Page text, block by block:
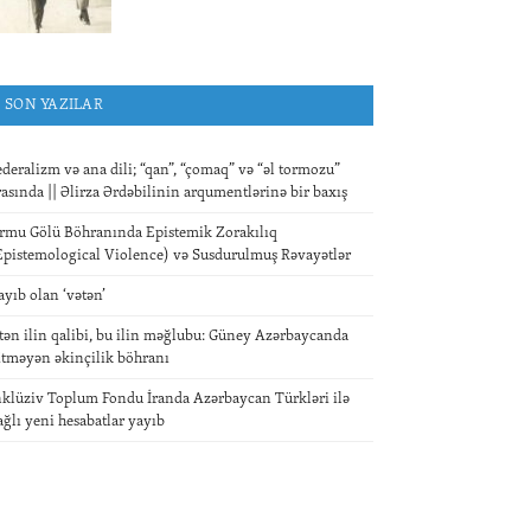
SON YAZILAR
və ana dili; “qan”, “çomaq” və “əl tormozu”
|| Əlirza Ərdəbilinin arqumentlərinə bir baxış
Gölü Böhranında Epistemik Zorakılıq
Violence) və Susdurulmuş Rəvayətlər
olan ‘vətən’
ilin qalibi, bu ilin məğlubu: Güney Azərbaycanda
əkinçilik böhranı
Toplum Fondu İranda Azərbaycan Türkləri ilə
yeni hesabatlar yayıb